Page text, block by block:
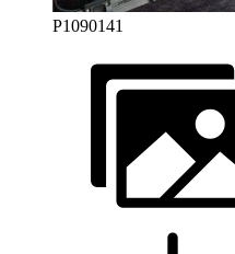
P1090141